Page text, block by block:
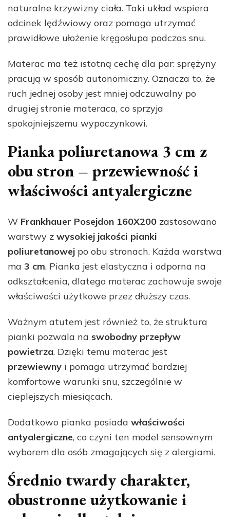
naturalne krzywizny ciała. Taki układ wspiera
odcinek lędźwiowy oraz pomaga utrzymać
prawidłowe ułożenie kręgosłupa podczas snu.
Materac ma też istotną cechę dla par: sprężyny
pracują w sposób autonomiczny. Oznacza to, że
ruch jednej osoby jest mniej odczuwalny po
drugiej stronie materaca, co sprzyja
spokojniejszemu wypoczynkowi.
Pianka poliuretanowa 3 cm z
obu stron – przewiewność i
właściwości antyalergiczne
W Frankhauer Posejdon 160X200 zastosowano
warstwy z wysokiej jakości pianki
poliuretanowej po obu stronach. Każda warstwa
ma 3 cm. Pianka jest elastyczna i odporna na
odkształcenia, dlatego materac zachowuje swoje
właściwości użytkowe przez dłuższy czas.
Ważnym atutem jest również to, że struktura
pianki pozwala na swobodny przepływ
powietrza. Dzięki temu materac jest
przewiewny i pomaga utrzymać bardziej
komfortowe warunki snu, szczególnie w
cieplejszych miesiącach.
Dodatkowo pianka posiada właściwości
antyalergiczne, co czyni ten model sensownym
wyborem dla osób zmagających się z alergiami.
Średnio twardy charakter,
obustronne użytkowanie i